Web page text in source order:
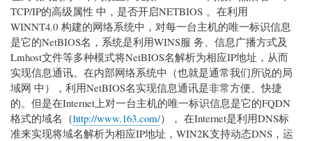
TCP/IP的高级属性 中，是否开启NETBIOS 。在利用
WINNT4.0 构建的网络系统中，对每一台主机的唯一标识信息
是它的NetBIOS名，系统是利用WINS服 务、信息广播方式及
Lmhost文件等多种模式将NetBIOS名解析为相应IP地址，从而
实现信息通讯。在内部网络系统中（也就是通常我们所说的局
域网 中），利用NetBIOS名实现信息通讯是非常方便、快捷
的。但是在Internet上对一台主机的唯一标识信息是它的FQDN
格式的域名（http://www.163.com/）， 在Internet是利用DNS标
准来实现将域名解析为相应IP地址，WIN2K支持动态DNS，运